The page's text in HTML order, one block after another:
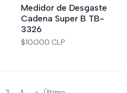
Medidor de Desgaste
Cadena Super B TB-
3326
$10.000 CLP